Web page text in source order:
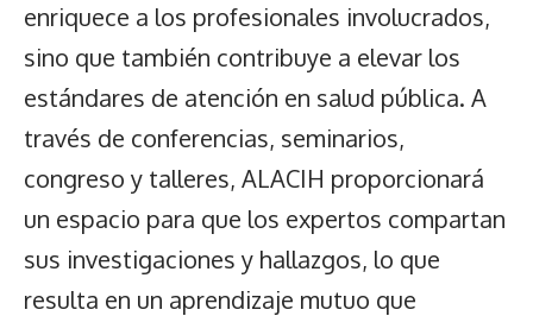
enriquece a los profesionales involucrados,
sino que también contribuye a elevar los
estándares de atención en salud pública. A
través de conferencias, seminarios,
congreso y talleres, ALACIH proporcionará
un espacio para que los expertos compartan
sus investigaciones y hallazgos, lo que
resulta en un aprendizaje mutuo que